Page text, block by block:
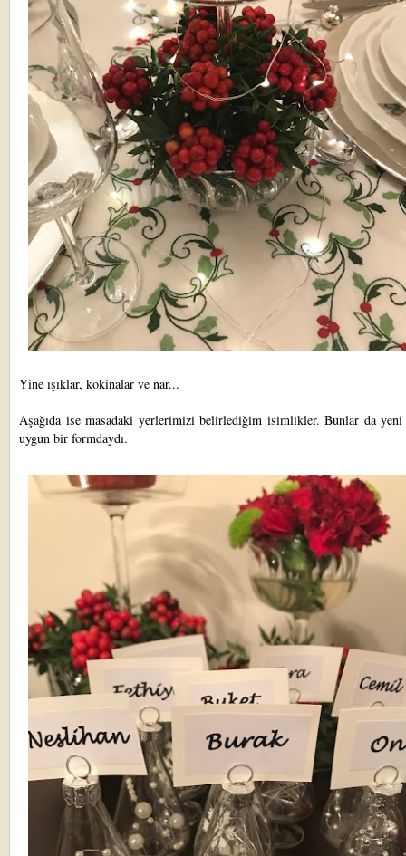
Yine ışıklar, kokinalar ve nar...
Aşağıda ise masadaki yerlerimizi belirlediğim isimlikler. Bunlar da yeni
uygun bir formdaydı.